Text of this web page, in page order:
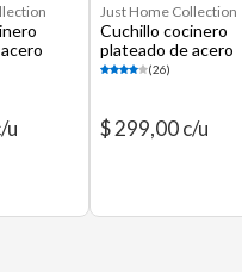
u
Just Home Collection
Cuchillo cocinero
plateado de acero
inoxidable 34 cm
(26)
$ 299,00 c/u